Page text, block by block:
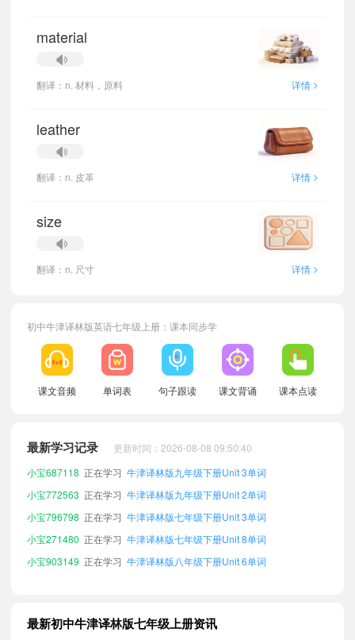
material
翻译：n. 材料，原料 详情 >
leather
翻译：n. 皮革 详情 >
size
翻译：n. 尺寸 详情 >
初中牛津译林版英语七年级上册：课本同步学
课文音频 单词表 句子跟读 课文背诵 课本点读
最新学习记录 更新时间：2026-08-08 09:50:40
小宝383098 正在学习
牛津译林版七年级下册Unit 4单词
小宝410280
正在学习 牛津译林版八年级上册Unit 7单词
小宝687118 正在学习 牛津译林版九年级下册Unit 3单词
小宝772563 正在学习 牛津译林版九年级下册Unit 2单词
小宝796798 正在学习 牛津译林版七年级下册Unit 3单词
小宝271480 正在学习 牛津译林版七年级下册Unit 8单词
小宝903149 正在学习 牛津译林版八年级下册Unit 6单词
小宝311281 正在学习 牛津译林版七年级下册Unit 7单词
小宝852666
正在学习 牛津译林版八年级上册Unit 8单词
最新初中牛津译林版七年级上册资讯